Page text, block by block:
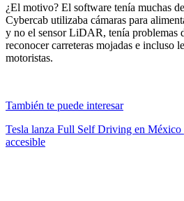
¿El motivo? El software tenía muchas
Cybercab utilizaba cámaras para
y no el sensor LiDAR, tenía problemas
reconocer carreteras mojadas e incluso
motoristas.
También te puede interesar
Tesla lanza Full Self Driving en México
accesible